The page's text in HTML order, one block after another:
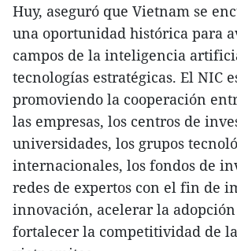
Huy, aseguró que Vietnam se
una oportunidad histórica para
campos de la inteligencia
tecnologías estratégicas. El NIC
promoviendo la cooperación
las empresas, los centros de
universidades, los grupos
internacionales, los fondos de
redes de expertos con el fin de
innovación, acelerar la
fortalecer la competitividad de